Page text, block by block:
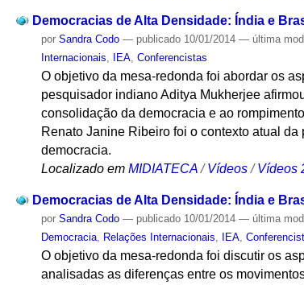
Democracias de Alta Densidade: Índia e
porSandra Codo — publicado 10/01/2014— última
Internacionais, IEA,Conferencistas
O objetivo da mesa-redonda foi abordar os
pesquisador indiano Aditya Mukherjee
consolidação da democracia e ao
Renato Janine Ribeiro foi o contexto atual
democracia.
Localizado em MIDIATECA /Vídeos /Vídeos
Democracias de Alta Densidade: Índia e
porSandra Codo — publicado 10/01/2014— última
Democracia
Relações Internacionais IEA ,
O objetivo da mesa-redonda foi discutir os
analisadas as diferenças entre os